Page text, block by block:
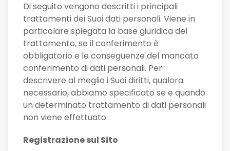
Di seguito vengono descritti i principali
trattamenti dei Suoi dati personali. Viene in
particolare spiegata la base giuridica del
trattamento, se il conferimento è
obbligatorio e le conseguenze del mancato
conferimento di dati personali. Per
descrivere al meglio i Suoi diritti, qualora
necessario, abbiamo specificato se e quando
un determinato trattamento di dati personali
non viene effettuato.
Registrazione sul Sito